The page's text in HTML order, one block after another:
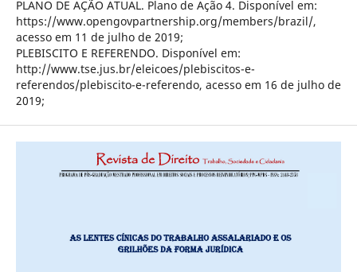
PLANO DE AÇÃO ATUAL. Plano de Ação 4. Disponível em:
https://www.opengovpartnership.org/members/brazil/,
acesso em 11 de julho de 2019;
PLEBISCITO E REFERENDO. Disponível em:
http://www.tse.jus.br/eleicoes/plebiscitos-e-
referendos/plebiscito-e-referendo, acesso em 16 de julho de
2019;